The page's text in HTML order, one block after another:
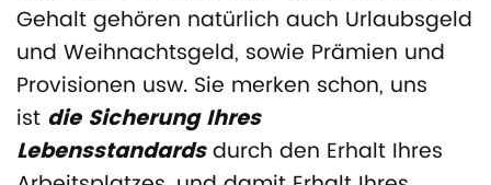
Gehalt gehören natürlich auch Urlaubsgeld
und Weihnachtsgeld, sowie Prämien und
Provisionen usw. Sie merken schon, uns
ist die Sicherung Ihres
Lebensstandardsdurch den Erhalt Ihres